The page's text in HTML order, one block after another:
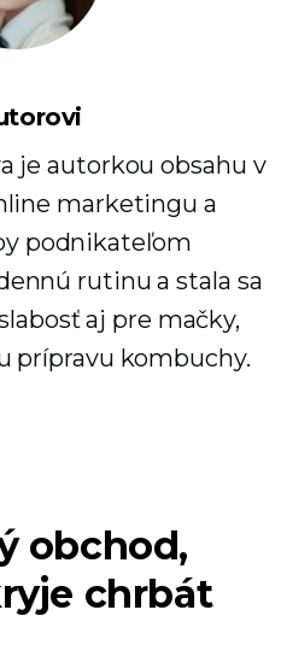
je autorkou obsahu v
marketingu a
podnikateľom
rutinu a stala sa
aj pre mačky,
prípravu kombuchy.
obchod,
chrbát